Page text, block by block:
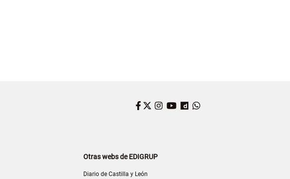
Facebook
Twitter
Instagram
YouTube
Dailymotion
Otras webs de EDIGRUP
Diario de Castilla y León